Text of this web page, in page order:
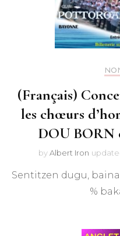
(Français)
les chœurs
DOU BORN
byAlbert Iron
Sentitzen dugu, baina
%